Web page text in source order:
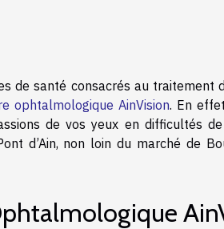
de santé consacrés au traitement
ophtalmologique AinVision. En
de vos yeux en difficultés
d’Ain, non loin du marché de